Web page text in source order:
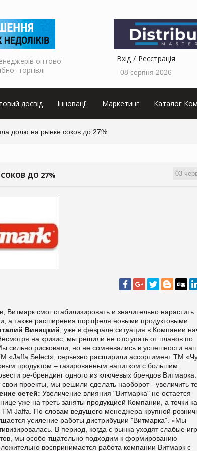
оптової
торгівлі
Вхід Реєстрація
08 серпня 2026
досвід Інновації Маркетинг Каталог
долю на рынке соков до 27%
03
ДО 27%
смог стабилизировать и значительно нарастить
а также расширения портфеля новыми продуктовыми
Виницкий , уже в феврале ситуация в Компании
на кризис, мы решили не отступать от планов по
сильно рисковали, но не сомневались в успешности
«Jaffa Select», серьезно расширили ассортимент ТМ
продуктом – газированным напитком с большим
ре-брендинг одного из ключевых брендов Витмарка.
проекты, мы решили сделать наоборот - увеличить
сетей: Увеличение влияния "Витмарка" не остается
уже на треть заняты продукцией Компании, а точки
Jaffa. По словам ведущего менеджера крупной
усиление работы дистрибуции "Витмарка". «Мы
В период, когда с рынка уходят слабые
мы особо тщательно подходим к формированию
воспринимается работа компании Витмарк с